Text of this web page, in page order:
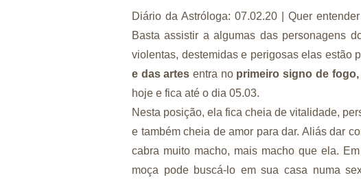
Diário da Astróloga: 07.02.20 | Quer
Basta assistir a algumas das personagens
violentas, destemidas e perigosas elas estão
e das artes entra no primeiro signo de fogo,
hoje e fica até o dia 05.03.
Nesta posição, ela fica cheia de vitalidade,
e também cheia de amor para dar. Aliás dar
cabra muito macho, mais macho que ela.
moça pode buscá-lo em sua casa numa